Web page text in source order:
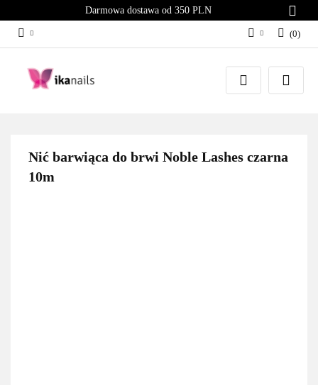
Darmowa dostawa od 350 PLN
Zaloguj się
Załóż konto
(0)
Nić barwiąca do brwi Noble Lashes czarna
10m